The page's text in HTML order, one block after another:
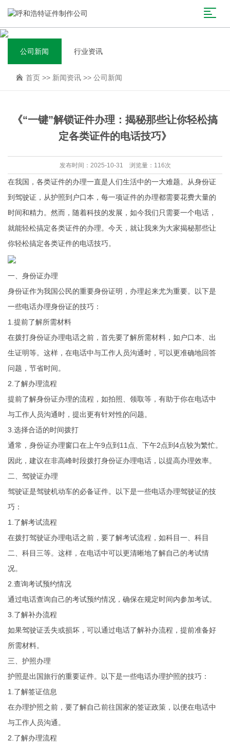
公司新闻 行业资讯
首页 >> 新闻资讯 >> 公司新闻
《“一键”解锁证件办理：揭秘那些让你轻松搞
定各类证件的电话技巧》
发布时间：2025-10-31 浏览量：116次
在我国，各类证件的办理一直是人们生活中的一大难题。从身份证
到驾驶证，从护照到户口本，每一项证件的办理都需要花费大量的
时间和精力。然而，随着科技的发展，如今我们只需要一个电话，
就能轻松搞定各类证件的办理。今天，就让我来为大家揭秘那些让
你轻松搞定各类证件的电话技巧。
一、身份证办理
身份证作为我国公民的重要身份证明，办理起来尤为重要。以下是
一些电话办理身份证的技巧：
1.提前了解所需材料
在拨打身份证办理电话之前，首先要了解所需材料，如户口本、出
生证明等。这样，在电话中与工作人员沟通时，可以更准确地回答
问题，节省时间。
2.了解办理流程
提前了解身份证办理的流程，如拍照、领取等，有助于你在电话中
与工作人员沟通时，提出更有针对性的问题。
3.选择合适的时间拨打
通常，身份证办理窗口在上午9点到11点、下午2点到4点较为繁忙。
因此，建议在非高峰时段拨打身份证办理电话，以提高办理效率。
二、驾驶证办理
驾驶证是驾驶机动车的必备证件。以下是一些电话办理驾驶证的技
巧：
1.了解考试流程
在拨打驾驶证办理电话之前，要了解考试流程，如科目一、科目
二、科目三等。这样，在电话中可以更清晰地了解自己的考试情
况。
2.查询考试预约情况
通过电话查询自己的考试预约情况，确保在规定时间内参加考试。
3.了解补办流程
如果驾驶证丢失或损坏，可以通过电话了解补办流程，提前准备好
所需材料。
三、护照办理
护照是出国旅行的重要证件。以下是一些电话办理护照的技巧：
1.了解签证信息
在办理护照之前，要了解自己前往国家的签证政策，以便在电话中
与工作人员沟通。
2.了解办理流程